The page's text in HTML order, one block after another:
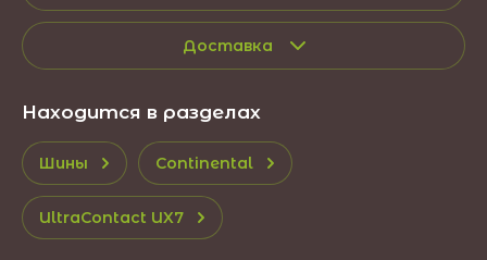
Доставка
Находится в разделах
Шины Continental
UltraContact UX7